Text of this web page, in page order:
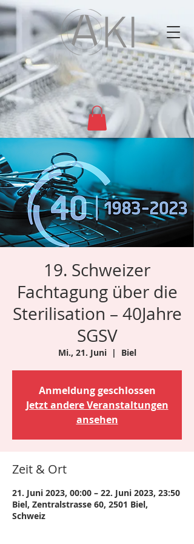
19. Schweizer
Fachtagung über die
Sterilisation – 40Jahre
SGSV
Mi., 21. Juni
  |
Biel
Anmeldung geschlossen
Jetzt andere Veranstaltungen
ansehen
Zeit & Ort
21. Juni 2023, 00:00 – 22. Juni 2023, 23:50
Biel, Zentralstrasse 60, 2501 Biel,
Schweiz